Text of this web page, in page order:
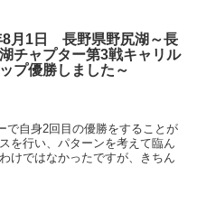
8月1日 長野県野尻湖～長
チャプター第3戦キャリル
プ優勝しました～
で自身2回目の優勝をすることが
を行い、パターンを考えて臨ん
けではなかったですが、きちん